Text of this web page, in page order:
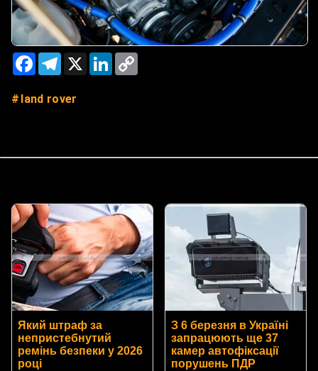
FacebookTelegram
X LinkedIn
land rover
Який штраф за
непристебнутий
ремінь безпеки у 2026
році
З 6 березня в Україні
запрацюють ще 37
камер автофіксації
порушень ПДР